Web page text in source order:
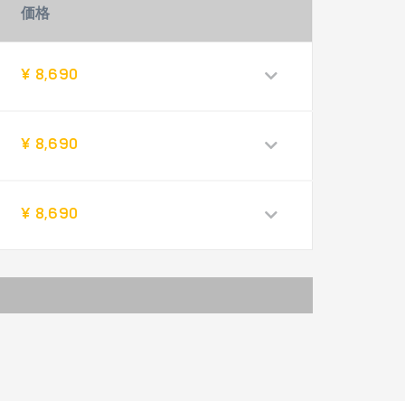
価格
¥ 8,690
¥ 8,690
¥ 8,690